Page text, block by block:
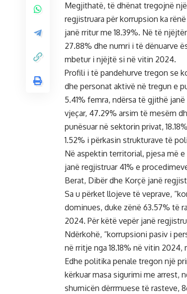
Megjithatë, të dhënat tregojnë
regjistruara për korrupsion ka
janë rritur me 18.39%. Në të
27.88% dhe numri i të dënuarve
mbetur i njëjtë si në vitin 2024.
Profili i të pandehurve tregon se
dhe personat aktivë në tregun e
5.41% femra, ndërsa të gjithë
vjeçar, 47.29% arsim të mesëm
punësuar në sektorin privat,
1.52% i përkasin strukturave të
Në aspektin territorial, pjesa më
janë regjistruar 41% e
Berat, Dibër dhe Korçë janë
Sa u përket llojeve të veprave,
dominues, duke zënë 63.57% të
2024. Për këtë vepër janë
Ndërkohë, “korrupsioni pasiv i
në rritje nga 18.18% në vitin
Edhe politika penale tregon një
kërkuar masa sigurimi me arrest,
shumicën dërrmuese të rasteve,